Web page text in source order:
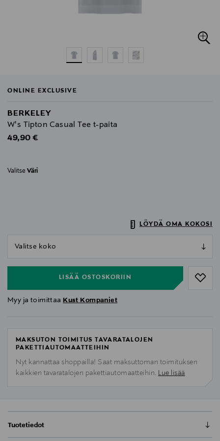
ONLINE EXCLUSIVE
BERKELEY
W's Tipton Casual Tee t-paita
Original Price
49,90 €
Valitse Väri
LÖYDÄ OMA KOKOSI
LISÄÄ OSTOSKORIIN
Myy ja toimittaa Kust Kompaniet
MAKSUTON TOIMITUS TAVARATALOJEN
PAKETTIAUTOMAATTEIHIN
Nyt kannattaa shoppailla! Saat maksuttoman toimituksen
kaikkien tavaratalojen pakettiautomaatteihin. Lue lisää
Tuotetiedot